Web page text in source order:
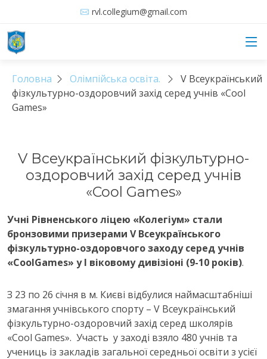
rvl.collegium@gmail.com
Головна Олімпійська освіта.
V Всеукраїнський
фізкультурно-оздоровчий захід серед учнів «Cool
Games»
V Всеукраїнський фізкультурно-
оздоровчий захід серед учнів
«Cool Games»
Учні Рівненського ліцею «Колегіум» стали
бронзовими призерами V Всеукраїнського
фізкультурно-оздоровчого заходу серед учнів
«CoolGames» у І віковому дивізіоні (9-10 років).
З 23 по 26 січня в м. Києві відбулися наймасштабніші
змагання учнівського спорту – V Всеукраїнський
фізкультурно-оздоровчий захід серед школярів
«Cool Games». Участь у заході взяло 480 учнів та
учениць із закладів загальної середньої освіти з усієї